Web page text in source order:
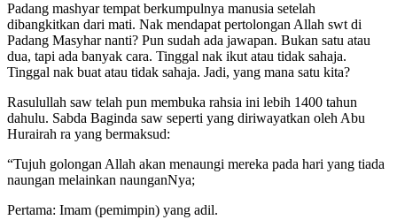
Padang mashyar tempat berkumpulnya manusia setelah
dibangkitkan dari mati. Nak mendapat pertolongan Allah swt di
Padang Masyhar nanti? Pun sudah ada jawapan. Bukan satu atau
dua, tapi ada banyak cara. Tinggal nak ikut atau tidak sahaja.
Tinggal nak buat atau tidak sahaja. Jadi, yang mana satu kita?
Rasulullah saw telah pun membuka rahsia ini lebih 1400 tahun
dahulu. Sabda Baginda saw seperti yang diriwayatkan oleh Abu
Hurairah ra yang bermaksud:
“Tujuh golongan Allah akan menaungi mereka pada hari yang tiada
naungan melainkan naunganNya;
Pertama: Imam (pemimpin) yang adil.